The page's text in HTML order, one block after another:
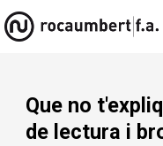
Que no
de lectura i